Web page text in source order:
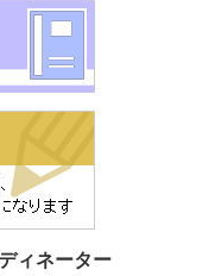
ィネーター